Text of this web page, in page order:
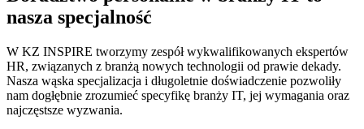
nasza specjalność
W KZ INSPIRE tworzymy zespół wykwalifikowanych ekspertów
HR, związanych z branżą nowych technologii od prawie dekady.
Nasza wąska specjalizacja i długoletnie doświadczenie pozwoliły
nam dogłębnie zrozumieć specyfikę branży IT, jej wymagania oraz
najczęstsze wyzwania.